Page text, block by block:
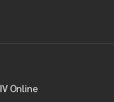
Online